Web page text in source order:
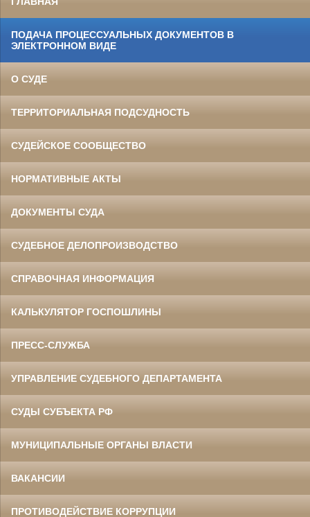
ПОДАЧА ПРОЦЕССУАЛЬНЫХ ДОКУМЕНТОВ В
ЭЛЕКТРОННОМ ВИДЕ
О СУДЕ
ТЕРРИТОРИАЛЬНАЯ ПОДСУДНОСТЬ
СУДЕЙСКОЕ СООБЩЕСТВО
НОРМАТИВНЫЕ АКТЫ
ДОКУМЕНТЫ СУДА
СУДЕБНОЕ ДЕЛОПРОИЗВОДСТВО
СПРАВОЧНАЯ ИНФОРМАЦИЯ
КАЛЬКУЛЯТОР ГОСПОШЛИНЫ
ПРЕСС-СЛУЖБА
УПРАВЛЕНИЕ СУДЕБНОГО ДЕПАРТАМЕНТА
СУДЫ СУБЪЕКТА РФ
МУНИЦИПАЛЬНЫЕ ОРГАНЫ ВЛАСТИ
ВАКАНСИИ
ПРОТИВОДЕЙСТВИЕ КОРРУПЦИИ